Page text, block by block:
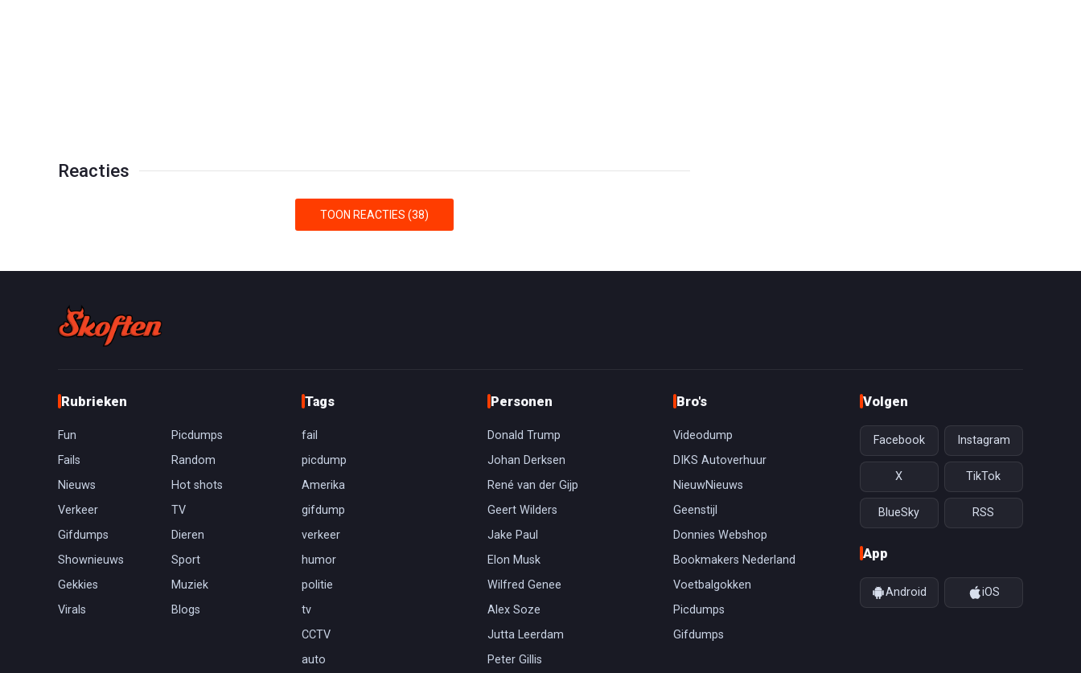
Reacties
TOON REACTIES (38)
Rubrieken
Fun
Picdumps
Fails
Random
Nieuws
Hot shots
Verkeer
TV
Gifdumps
Dieren
Shownieuws
Sport
Gekkies
Muziek
Virals
Blogs
Tags
fail
picdump
Amerika
gifdump
verkeer
humor
politie
tv
CCTV
auto
Personen
Donald Trump
Johan Derksen
René van der Gijp
Geert Wilders
Jake Paul
Elon Musk
Wilfred Genee
Alex Soze
Jutta Leerdam
Peter Gillis
Bro's
Videodump
DIKS Autoverhuur
NieuwNieuws
Geenstijl
Donnies Webshop
Bookmakers Nederland
Voetbalgokken
Picdumps
Gifdumps
Volgen
Facebook Instagram
X TikTok
BlueSky RSS
App
Android iOS